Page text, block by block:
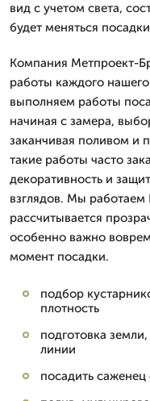
вид с учетом света,
будет меняться
Компания Метпроект-
работы каждого
выполняем работы
начиная с замера,
заканчивая поливом и
такие работы часто
декоративность и
взглядов. Мы
рассчитывается
особенно важно
момент посадки.
подбор
плотность
подготовка
линии
посадить